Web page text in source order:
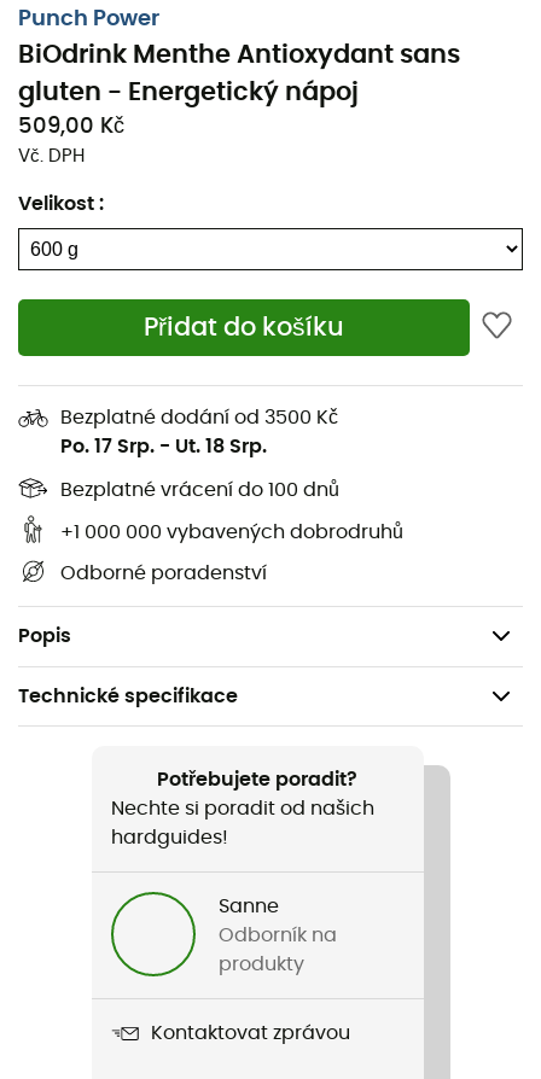
Punch Power
BiOdrink Menthe Antioxydant sans
gluten - Energetický nápoj
509,00 Kč
Vč. DPH
Velikost :
Přidat do košíku
Bezplatné dodání od 3500 Kč
Po. 17 Srp. - Ut. 18 Srp.
Bezplatné vrácení do 100 dnů
+1 000 000 vybavených dobrodruhů
Odborné poradenství
Popis
Energie (kcal) : 390 / 156
Energie (kj) : 1657 / 663
Bílkoviny (g) : <1,0 / < 1,0
Sacharidy (g) : 97,3 / 38,9
Tuky (g) : <0,1 / < 0,1
z toho nasycené mastné kyseliny (g) : <0,1 / <
Sodík (mg) : 181 / 72,4
Ingredience:
Maltodextriny*, sacharóza*, fruktóza, přírodní aroma
máty, sůl, sušený extrakt z aceroly (Malpighia punicifolia
* Pochází z ekologického zemědělství. Certifikováno
Ecocert SAS F32600.
Technické specifikace
Pěší turistika / Nordic walking / Trail / Běh /
Skialpinismus / Triatlon
Název produktu
BiOdrink Menthe Antioxydant sans gluten
Potřebujete poradit?
Nechte si poradit od našich
hardguides!
Sanne
Odborník na
produkty
Kontaktovat zprávou